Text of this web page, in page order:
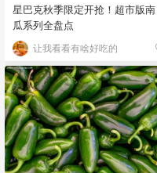
星巴克秋季限定开抢！超市版南
瓜系列全盘点
让我看看有啥好吃的